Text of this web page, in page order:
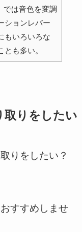
は音色を変調
ションレバー
もいろいろな
も多い。
取りをしたい
りをしたい？
すすめしませ